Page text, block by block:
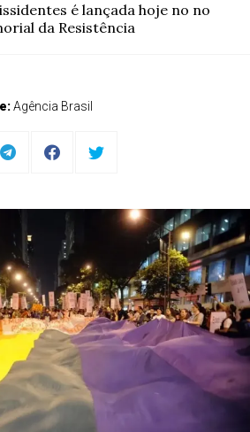
é lançada hoje no no
da Resistência
Agência Brasil